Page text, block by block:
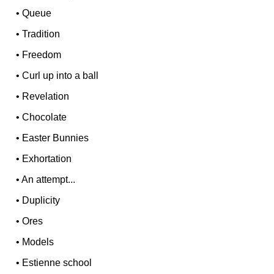
•Queue
•Tradition
• Freedom
•Curl up into a ball
• Revelation
•Chocolate
• Easter Bunnies
• Exhortation
•An attempt...
• Duplicity
•Ores
• Models
• Estienne school